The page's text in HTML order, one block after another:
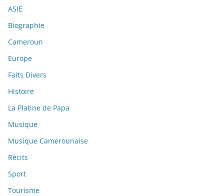
ASIE
Biographie
Cameroun
Europe
Faits Divers
Histoire
La Platine de Papa
Musique
Musique Camerounaise
Récits
Sport
Tourisme